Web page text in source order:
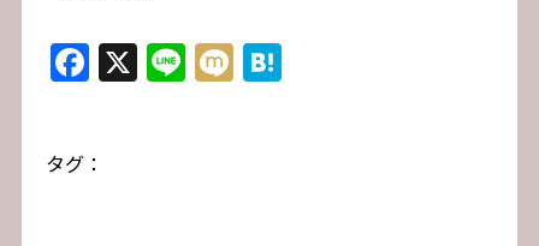
Facebook
X Line
MixiHatena
タグ：